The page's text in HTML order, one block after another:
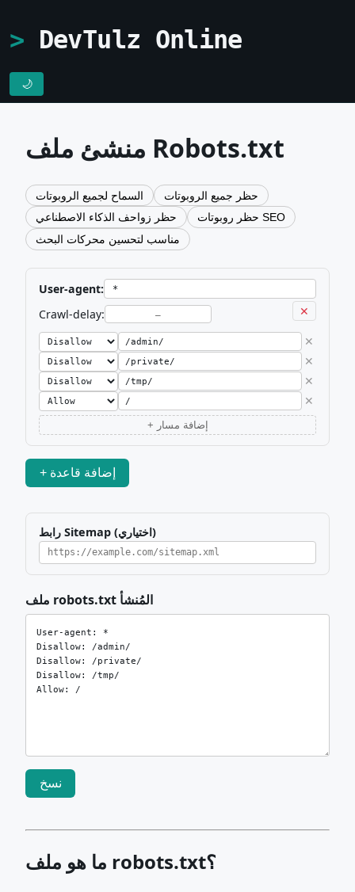
DevTulz Online
🌙
منشئ ملف Robots.txt
السماح لجميع الروبوتات
حظر جميع الروبوتات
حظر زواحف الذكاء الاصطناعي
حظر روبوتات SEO
مناسب لتحسين محركات البحث
User-agent:
Crawl-delay:
✕
✕
✕
✕
✕
+ إضافة مسار
+ إضافة قاعدة
رابط Sitemap (اختياري)
ملف robots.txt المُنشأ
نسخ
ما هو ملف robots.txt؟